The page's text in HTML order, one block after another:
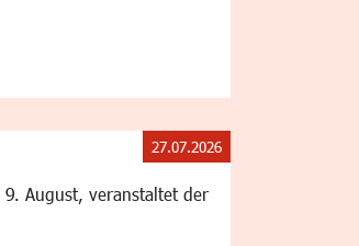
August, veranstaltet der
27.07.2026